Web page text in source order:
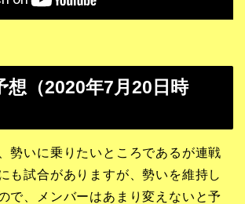
想（2020年7月20日時
勢いに乗りたいところであるが連戦
も試合がありますが、勢いを維持し
で、メンバーはあまり変えないと予